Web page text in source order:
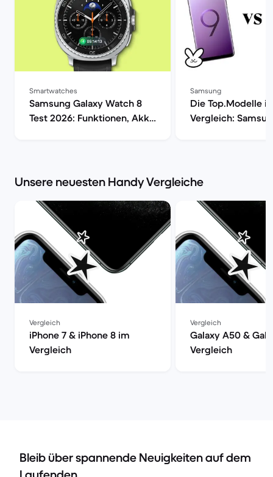
Smartwatches
Samsung Galaxy Watch 8
Test 2026: Funktionen, Akku
Samsung
Die Top.Modelle
Vergleich:
Unsere neuesten Handy Vergleiche
Vergleich
iPhone 7 & iPhone 8 im
Vergleich
Vergleich
Galaxy A50 &
Vergleich
Bleib über spannende Neuigkeiten auf dem